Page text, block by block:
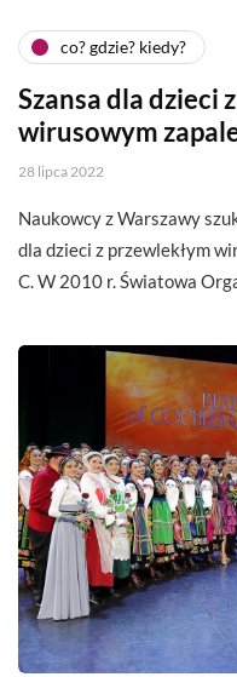
co? gdzie? kiedy?
Szansa dla dzieci
wirusowym
28 lipca 2022
Naukowcy z Warszawy
dla dzieci z przewlekłym
C. W 2010 r. Światowa